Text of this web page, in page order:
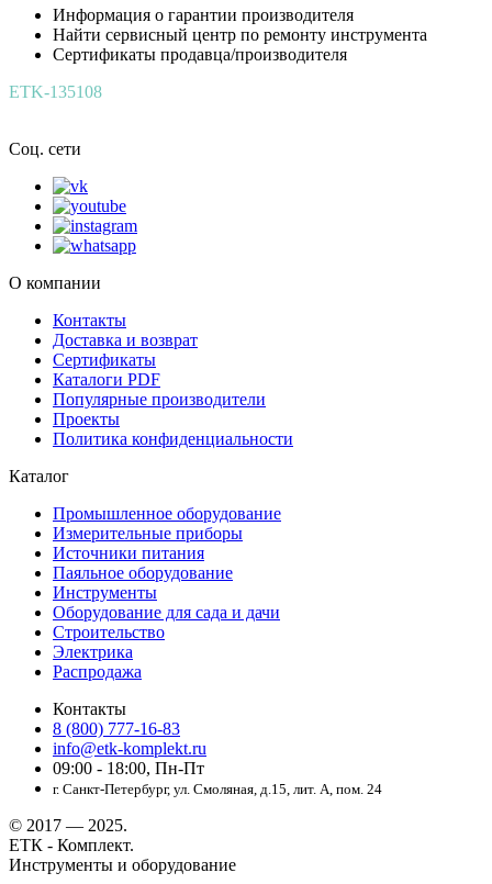
Информация о гарантии производителя
Найти сервисный центр по ремонту инструмента
Сертификаты продавца/производителя
ETK-135108
Соц. сети
О компании
Контакты
Доставка и возврат
Сертификаты
Каталоги PDF
Популярные производители
Проекты
Политика конфиденциальности
Каталог
Промышленное оборудование
Измерительные приборы
Источники питания
Паяльное оборудование
Инструменты
Оборудование для сада и дачи
Строительство
Электрика
Распродажа
Контакты
8 (800) 777-16-83
info@etk-komplekt.ru
09:00 - 18:00, Пн-Пт
г. Санкт-Петербург, ул. Смоляная, д.15, лит. А, пом. 24
© 2017 — 2025.
ЕТК - Комплект.
Инструменты и оборудование